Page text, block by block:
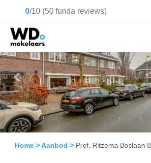
0/10 (50 funda reviews)
Previous
Home >Aanbod > Prof. Ritzema Boslaan